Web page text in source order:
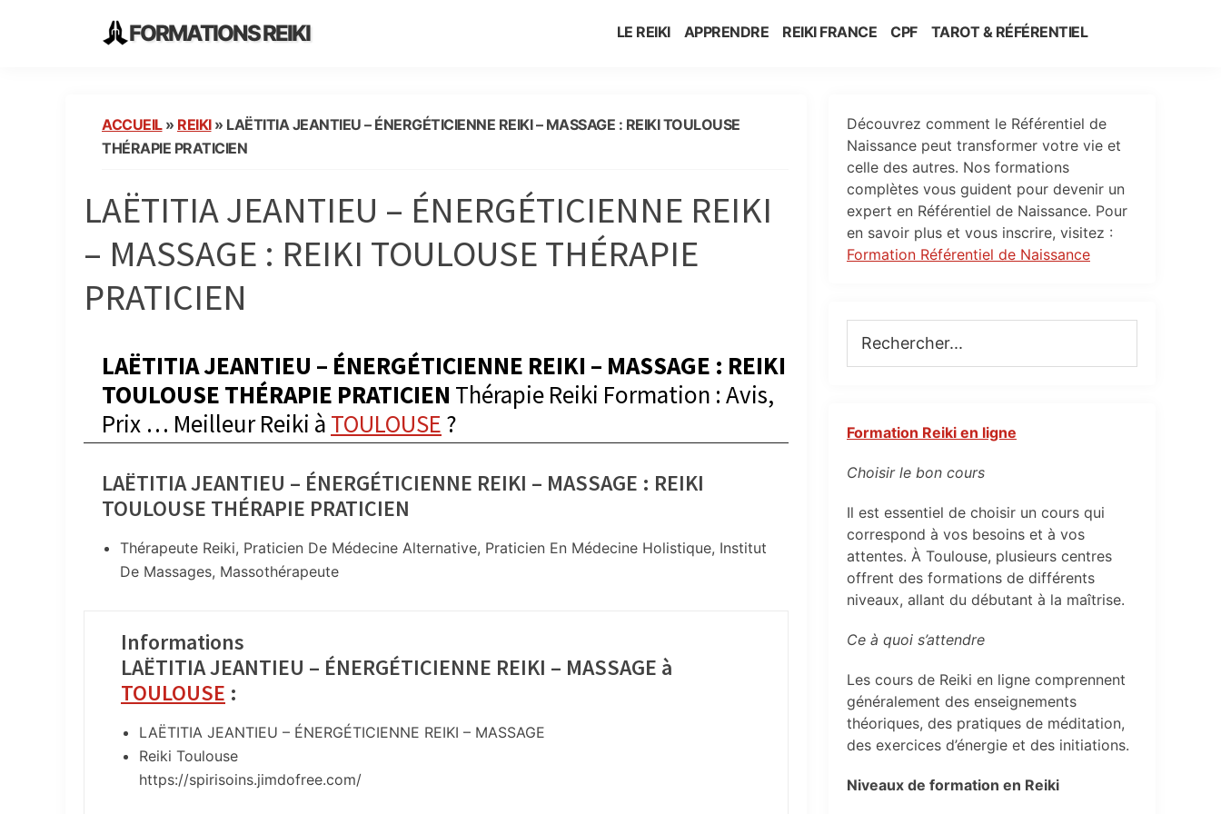
FORMATIONS REIKI
de
Formation
en
France
LE REIKI APPRENDRE REIKI FRANCE CPF TAROT & RÉFÉRENTIEL
ACCUEIL» REIKI» LAËTITIA JEANTIEU – ÉNERGÉTICIENNE REIKI – MASSAGE : REIKI TOULOUSE
THÉRAPIE PRATICIEN
LAËTITIA JEANTIEU – ÉNERGÉTICIENNE REIKI
– MASSAGE : REIKI TOULOUSE THÉRAPIE
PRATICIEN
LAËTITIA JEANTIEU – ÉNERGÉTICIENNE REIKI – MASSAGE : REIKI
TOULOUSE THÉRAPIE PRATICIEN Thérapie Reiki Formation : Avis,
Prix … Meilleur Reiki à TOULOUSE ?
LAËTITIA JEANTIEU – ÉNERGÉTICIENNE REIKI – MASSAGE : REIKI
TOULOUSE THÉRAPIE PRATICIEN
Thérapeute Reiki, Praticien De Médecine Alternative, Praticien En Médecine Holistique, Institut
De Massages, Massothérapeute
Informations
LAËTITIA JEANTIEU – ÉNERGÉTICIENNE REIKI – MASSAGE à
TOULOUSE :
LAËTITIA JEANTIEU – ÉNERGÉTICIENNE REIKI – MASSAGE
Reiki Toulouse
https://spirisoins.jimdofree.com/
Primary
Sidebar
Découvrez comment le Référentiel de
Naissance peut transformer votre vie et
celle des autres. Nos formations
complètes vous guident pour devenir un
expert en Référentiel de Naissance. Pour
en savoir plus et vous inscrire, visitez :
Formation Référentiel de Naissance
Formation Reiki en ligne
Choisir le bon cours
Il est essentiel de choisir un cours qui
correspond à vos besoins et à vos
attentes. À Toulouse, plusieurs centres
offrent des formations de différents
niveaux, allant du débutant à la maîtrise.
Ce à quoi s’attendre
Les cours de Reiki en ligne comprennent
généralement des enseignements
théoriques, des pratiques de méditation,
des exercices d’énergie et des initiations.
Niveaux de formation en Reiki